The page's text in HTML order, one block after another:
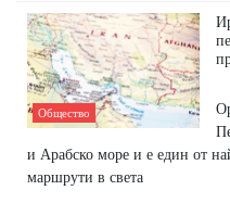
Общество
и Арабско море и е един от
маршрути в света